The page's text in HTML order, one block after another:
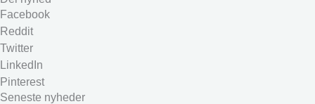
Facebook
Reddit
Twitter
LinkedIn
Pinterest
Seneste nyheder